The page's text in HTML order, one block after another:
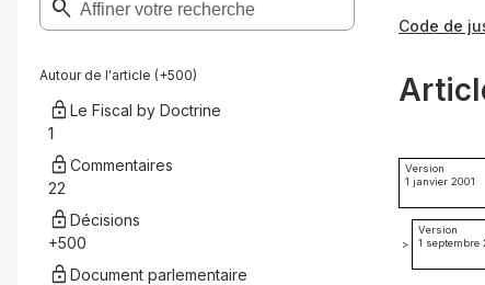
Autour de l'article (+500)
Le Fiscal by Doctrine
1
Commentaires
22
Décisions
+500
Document parlementaire
Code de
Version
1 janvier 2001
>
Version
1 septembre